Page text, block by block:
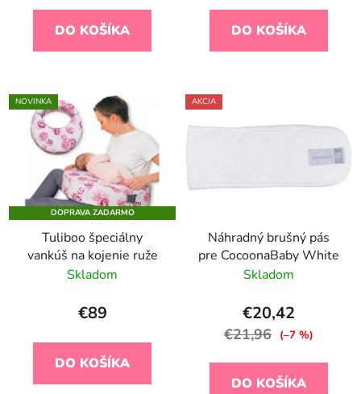
DO KOŠÍKA DO KOŠÍKA
NOVINKA
DOPRAVA ZADARMO
Tuliboo špeciálny
vankúš na kojenie ruže
Skladom
€89
DO KOŠÍKA
AKCIA
Náhradný brušný pás
pre CocoonaBaby White
Skladom
€20,42
€21,96 (–7 %)
DO KOŠÍKA